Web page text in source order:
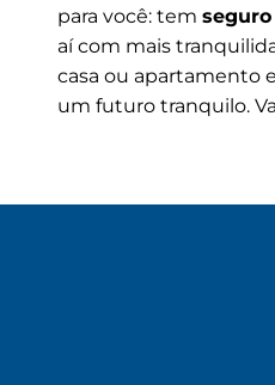
para você: tem
aí com mais
casa ou apartamento e
um futuro tranquilo.